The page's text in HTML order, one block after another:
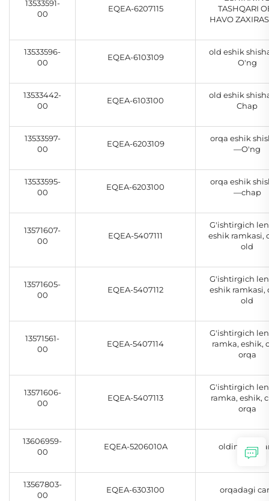
13533591-
00
EQEA-6207115
TASHQARI
HAVO
13533596-
00
EQEA-6103109
old eshik
O'ng
13533442-
00
EQEA-6103100
old eshik
Chap
13533597-
00
EQEA-6203109
orqa eshik
—O'ng
13533595-
00
EQEA-6203100
orqa eshik
—chap
13571607-
00
EQEA-5407111
G'ishtirgich
eshik ramkasi,
old
13571605-
00
EQEA-5407112
G'ishtirgich
eshik ramkasi,
old
13571561-
00
EQEA-5407114
G'ishtirgich
ramka, eshik,
orqa
13571606-
00
EQEA-5407113
G'ishtirgich
ramka, eshik,
orqa
13606959-
00
EQEA-5206010A oldindagi
13567803-
00
EQEA-6303100 orqadagi